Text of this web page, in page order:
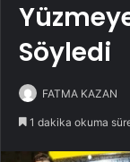
Söyledi
FATMA KAZAN
1 dakika okuma